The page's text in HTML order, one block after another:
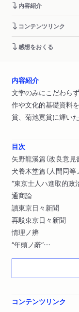
内容紹介
コンテンツリンク
感想をおくる
内容紹介
文学のみにこだわら
作や文化的基礎資料
賞、菊池寛賞に輝い
目次
矢野龍溪篇（改良意見
犬養木堂篇（人間同等
“東京士人ハ進取的政
通商論
讀東京日々新聞
再駁東京日々新聞
情理ノ辨
“年頭ノ辭”
執政官が意見を公示
憲法發布第一週年ノ
後藤伯爵
都人士
コンテンツリンク